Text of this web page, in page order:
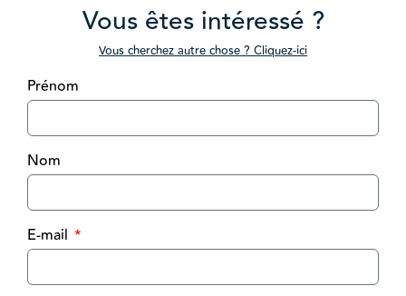
Vous êtes intéressé ?
Vous cherchez autre chose ? Cliquez-ici
Prénom
Nom
E-mail